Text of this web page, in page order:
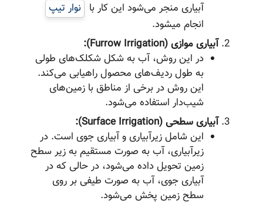
آبیاری منجر می‌شود این کار با نوار تیپ
انجام میشود.
آبیاری موازی (Furrow Irrigation):
در این روش، آب به شکل شکلک‌های طولی
به طول ردیف‌های محصول راهیابی می‌کند.
این روش در برخی از مناطق با زمین‌های
شیب‌دار استفاده می‌شود.
آبیاری سطحی (Surface Irrigation):
این شامل زیرآبیاری و آبیاری جوی است. در
زیرآبیاری، آب به صورت مستقیم به زیر سطح
زمین تحویل داده می‌شود، در حالی که در
آبیاری جوی، آب به صورت طیفی بر روی
سطح زمین پخش می‌شود.